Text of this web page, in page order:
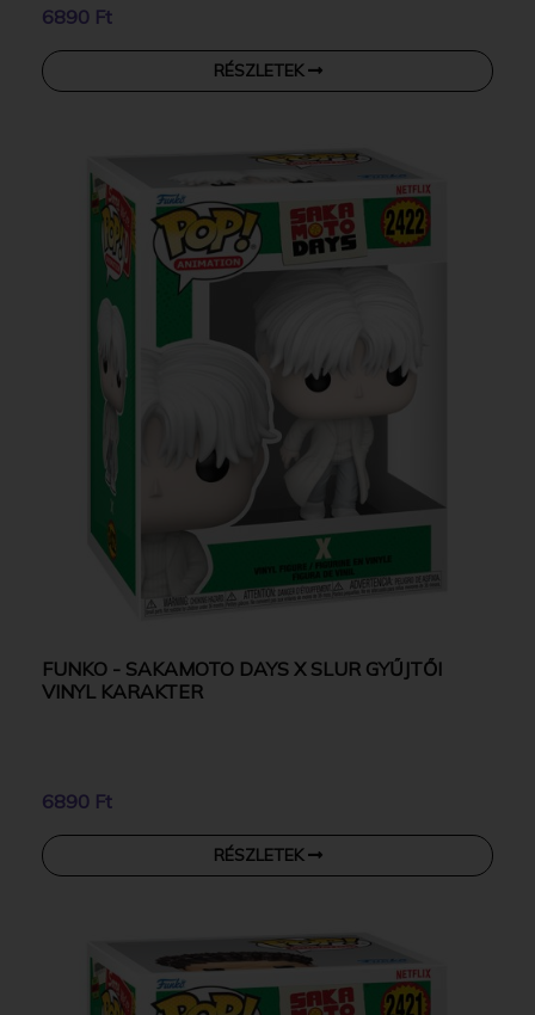
6890 Ft
RÉSZLETEK
FUNKO - SAKAMOTO DAYS X SLUR GYŰJTŐI
VINYL KARAKTER
6890 Ft
RÉSZLETEK